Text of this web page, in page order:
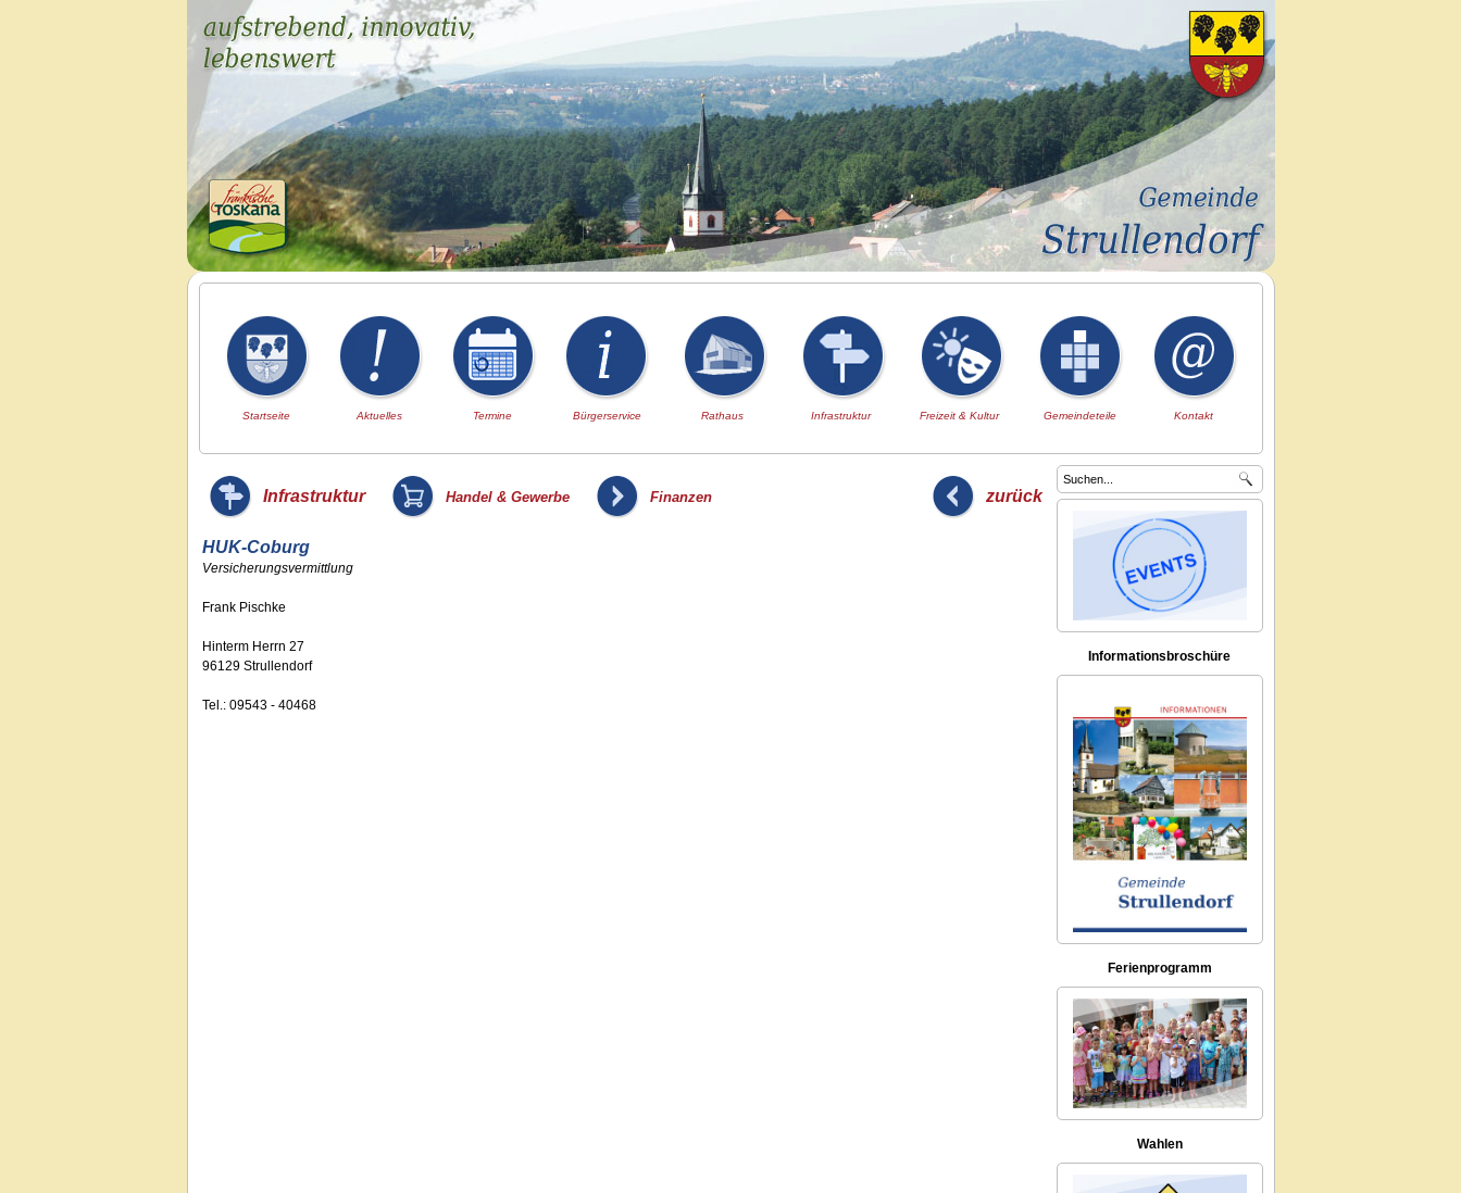
Startseite Aktuelles Termine Bürgerservice Rathaus Infrastruktur Freizeit & Kultur Gemeindeteile Kontakt
Infrastruktur Handel & Gewerbe Finanzen zurück
HUK-Coburg
Versicherungsvermittlung
Frank Pischke
Hinterm Herrn 27
96129 Strullendorf
Tel.: 09543 - 40468
Informationsbroschüre
Ferienprogramm
Wahlen